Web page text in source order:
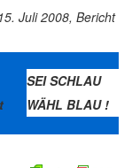
Juli 2008, Bericht
SEI SCHLAU
WÄHL BLAU !